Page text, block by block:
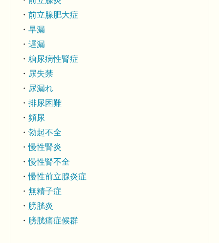
前立腺肥大症
早漏
遅漏
糖尿病性腎症
尿失禁
尿漏れ
排尿困難
頻尿
勃起不全
慢性腎炎
慢性腎不全
慢性前立腺炎症
無精子症
膀胱炎
膀胱痛症候群